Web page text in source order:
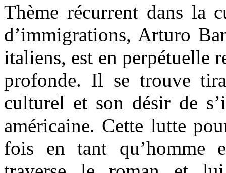
Thème récurrent dans la
d’immigrations, Arturo
italiens, est en perpétuelle
profonde. Il se trouve
culturel et son désir de
américaine. Cette lutte
fois en tant qu’homme